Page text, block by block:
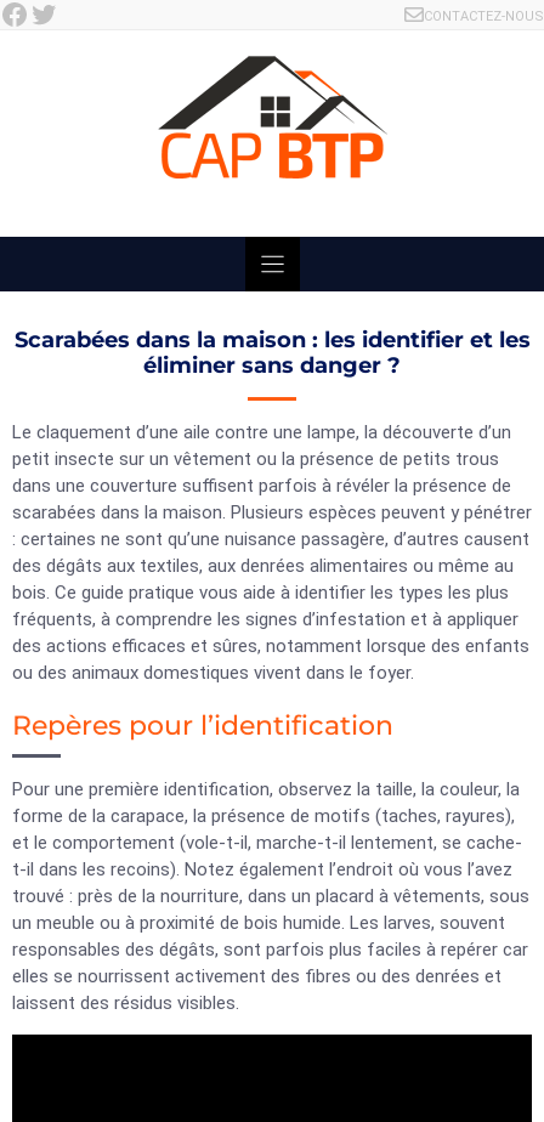
Skip
Facebook Twitter CONTACTEZ-NOUS
Scarabées dans la maison : les identifier et les
éliminer sans danger ?
Le claquement d’une aile contre une lampe, la découverte d’un
petit insecte sur un vêtement ou la présence de petits trous
dans une couverture suffisent parfois à révéler la présence de
scarabées dans la maison. Plusieurs espèces peuvent y pénétrer
: certaines ne sont qu’une nuisance passagère, d’autres causent
des dégâts aux textiles, aux denrées alimentaires ou même au
bois. Ce guide pratique vous aide à identifier les types les plus
fréquents, à comprendre les signes d’infestation et à appliquer
des actions efficaces et sûres, notamment lorsque des enfants
ou des animaux domestiques vivent dans le foyer.
Repères pour l’identification
Pour une première identification, observez la taille, la couleur, la
forme de la carapace, la présence de motifs (taches, rayures),
et le comportement (vole-t-il, marche-t-il lentement, se cache-
t-il dans les recoins). Notez également l’endroit où vous l’avez
trouvé : près de la nourriture, dans un placard à vêtements, sous
un meuble ou à proximité de bois humide. Les larves, souvent
responsables des dégâts, sont parfois plus faciles à repérer car
elles se nourrissent activement des fibres ou des denrées et
laissent des résidus visibles.